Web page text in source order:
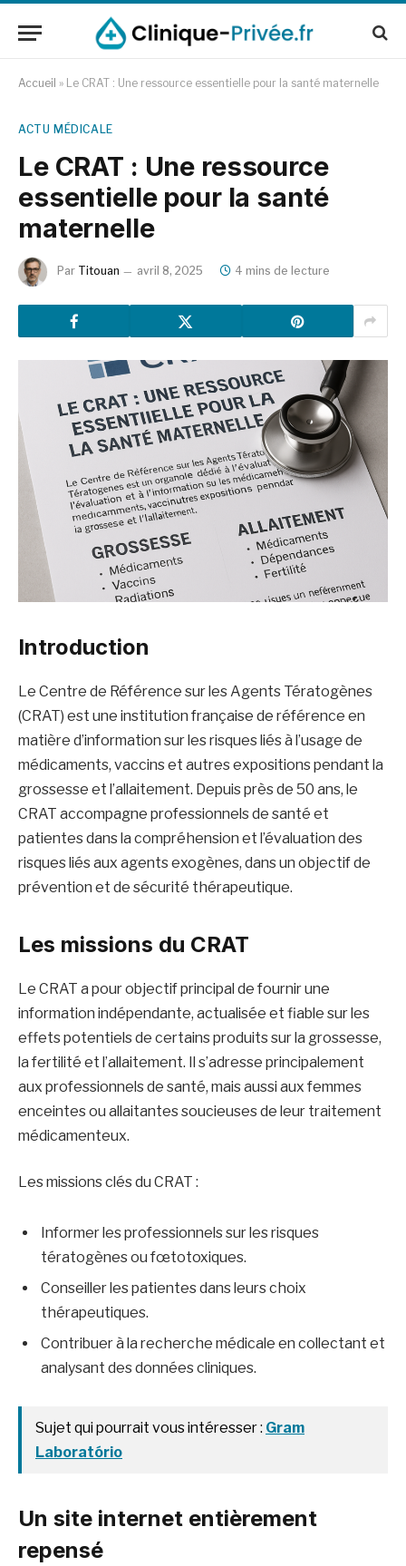
Accueil » Le CRAT : Une ressource essentielle pour la santé maternelle
ACTU MÉDICALE
Le CRAT : Une ressource
essentielle pour la santé
maternelle
Par Titouan avril 8, 2025 4 mins de lecture
Introduction
Le Centre de Référence sur les Agents Tératogènes
(CRAT) est une institution française de référence en
matière d’information sur les risques liés à l’usage de
médicaments, vaccins et autres expositions pendant la
grossesse et l’allaitement. Depuis près de 50 ans, le
CRAT accompagne professionnels de santé et
patientes dans la compréhension et l’évaluation des
risques liés aux agents exogènes, dans un objectif de
prévention et de sécurité thérapeutique.
Les missions du CRAT
Le CRAT a pour objectif principal de fournir une
information indépendante, actualisée et fiable sur les
effets potentiels de certains produits sur la grossesse,
la fertilité et l’allaitement. Il s’adresse principalement
aux professionnels de santé, mais aussi aux femmes
enceintes ou allaitantes soucieuses de leur traitement
médicamenteux.
Les missions clés du CRAT :
Informer les professionnels sur les risques
tératogènes ou fœtotoxiques.
Conseiller les patientes dans leurs choix
thérapeutiques.
Contribuer à la recherche médicale en collectant et
analysant des données cliniques.
Sujet qui pourrait vous intéresser : Gram
Laboratório
Un site internet entièrement
repensé